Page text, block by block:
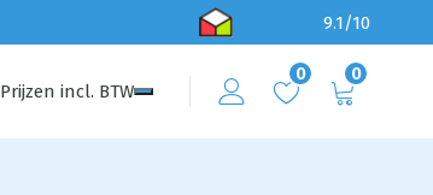
9.1/10
Prijzen incl. BTW
0 0